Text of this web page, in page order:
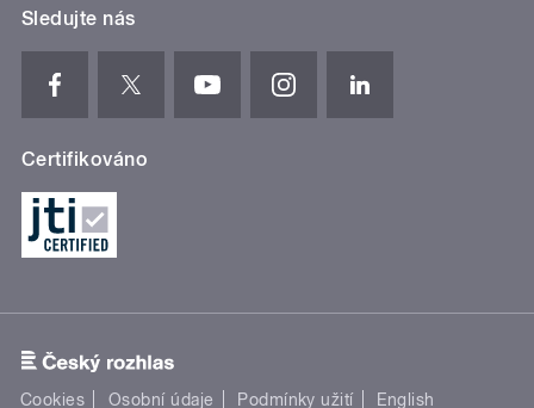
Sledujte nás
Certifikováno
Cookies Osobní údaje Podmínky užití English